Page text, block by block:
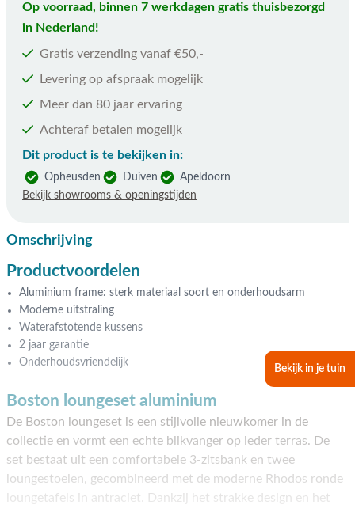
Bekijk in je tuin
Op voorraad, binnen 7 werkdagen gratis thuisbezorgd
in Nederland!
Gratis verzending vanaf €50,-
Levering op afspraak mogelijk
Meer dan 80 jaar ervaring
Achteraf betalen mogelijk
Dit product is te bekijken in:
Opheusden Duiven
Apeldoorn
Bekijk showrooms & openingstijden
Omschrijving
Productvoordelen
Aluminium frame: sterk materiaal soort en onderhoudsarm
Moderne uitstraling
Waterafstotende kussens
2 jaar garantie
Onderhoudsvriendelijk
Boston loungeset aluminium
De Boston loungeset is een stijlvolle nieuwkomer in de
collectie en vormt een echte blikvanger op ieder terras. De
set bestaat uit een comfortabele 3-zitsbank en twee
loungestoelen, gecombineerd met de moderne Rhodos ronde
loungetafels in antraciet. Dankzij het strakke design en het